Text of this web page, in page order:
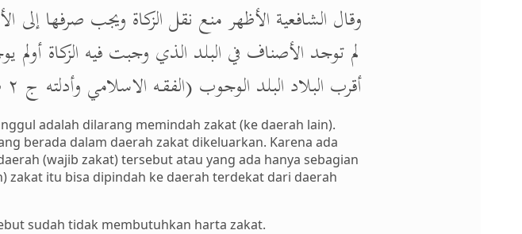
وقال الشافعية الأظهر منع نقل الزكاة ويجب صرفها إلى
لم توجد الأصناف في البلد الذي وجبت فيه
أقرب البلاد البلد الوجوب (الفقـه الاسلامي وأدلته ج ۲ ص ۸۹۲-۸۹۳)
adalah dilarang memindah zakat (ke daerah lain).
berada dalam daerah zakat dikeluarkan. Karena ada
(wajib zakat) tersebut atau yang ada hanya sebagian
itu bisa dipindah ke daerah terdekat dari daerah
sudah tidak membutuhkan harta zakat.